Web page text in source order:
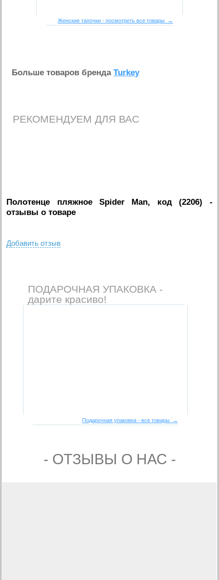
Женские тапочки - посмотреть все товары →
Больше товаров брендаTurkey
РЕКОМЕНДУЕМ ДЛЯ ВАС
Полотенце пляжное Spider Man, код (2206) -
отзывы о товаре
Добавить отзыв
ПОДАРОЧНАЯ УПАКОВКА -
дарите красиво!
Подарочная упаковка - все товары →
- ОТЗЫВЫ О НАС -